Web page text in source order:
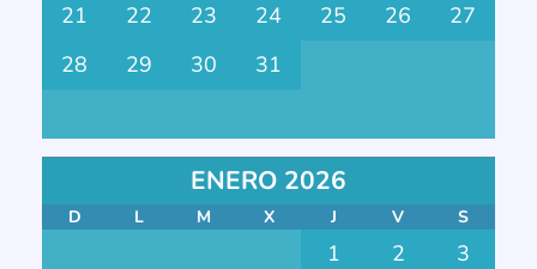
21
22 23 24 25 26
27
28
29 30 31
ENERO 2026
D L M X J V S
1 2
3